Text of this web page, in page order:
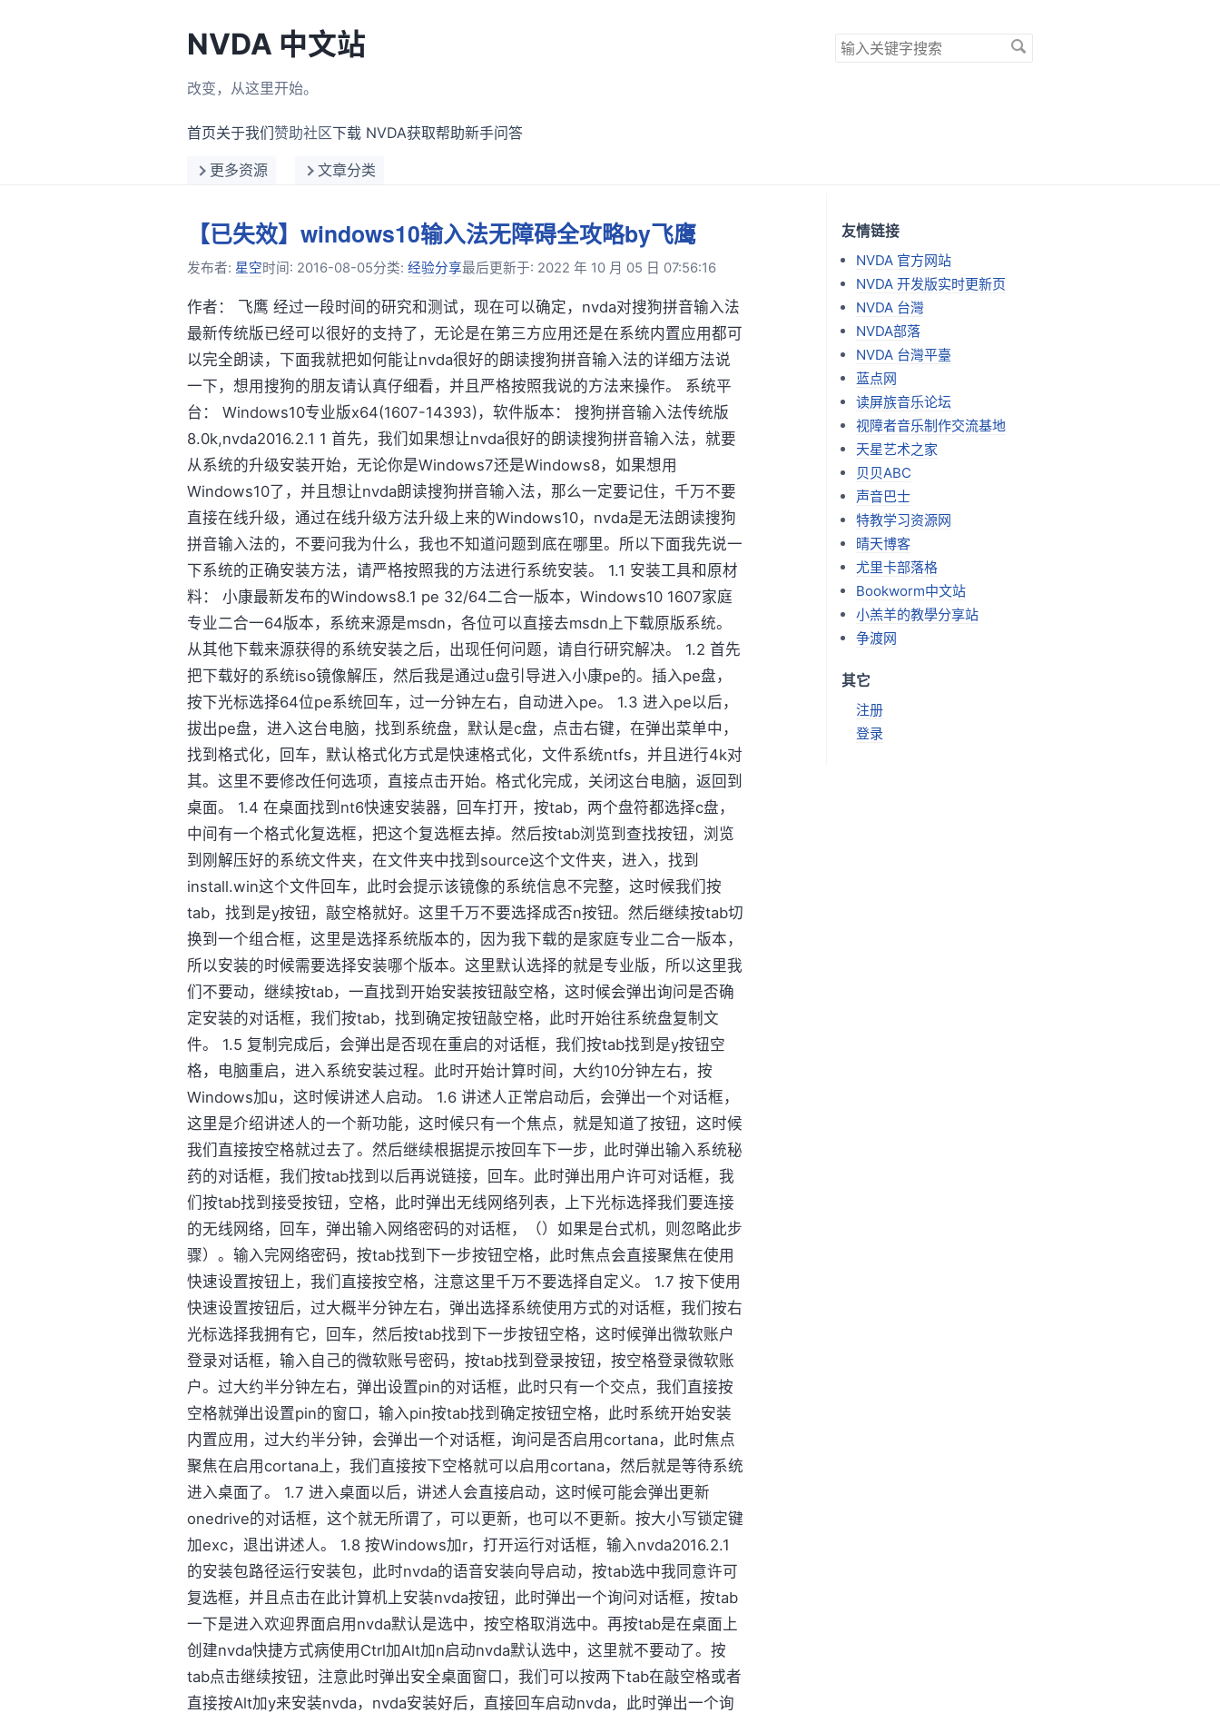
NVDA 中文站
改变，从这里开始。
搜
首页关于我们赞助社区下载 NVDA获取帮助新手问答
更多资源 文章分类
【已失效】windows10输入法无障碍全攻略by飞鹰
发布者: 星空时间: 2016-08-05分类: 经验分享最后更新于: 2022 年 10 月 05 日 07:56:16
作者： 飞鹰 经过一段时间的研究和测试，现在可以确定，nvda对搜狗拼音输入法
最新传统版已经可以很好的支持了，无论是在第三方应用还是在系统内置应用都可
以完全朗读，下面我就把如何能让nvda很好的朗读搜狗拼音输入法的详细方法说
一下，想用搜狗的朋友请认真仔细看，并且严格按照我说的方法来操作。 系统平
台： Windows10专业版x64(1607-14393)，软件版本： 搜狗拼音输入法传统版
8.0k,nvda2016.2.1 1 首先，我们如果想让nvda很好的朗读搜狗拼音输入法，就要
从系统的升级安装开始，无论你是Windows7还是Windows8，如果想用
Windows10了，并且想让nvda朗读搜狗拼音输入法，那么一定要记住，千万不要
直接在线升级，通过在线升级方法升级上来的Windows10，nvda是无法朗读搜狗
拼音输入法的，不要问我为什么，我也不知道问题到底在哪里。所以下面我先说一
下系统的正确安装方法，请严格按照我的方法进行系统安装。 1.1 安装工具和原材
料： 小康最新发布的Windows8.1 pe 32/64二合一版本，Windows10 1607家庭
专业二合一64版本，系统来源是msdn，各位可以直接去msdn上下载原版系统。
从其他下载来源获得的系统安装之后，出现任何问题，请自行研究解决。 1.2 首先
把下载好的系统iso镜像解压，然后我是通过u盘引导进入小康pe的。插入pe盘，
按下光标选择64位pe系统回车，过一分钟左右，自动进入pe。 1.3 进入pe以后，
拔出pe盘，进入这台电脑，找到系统盘，默认是c盘，点击右键，在弹出菜单中，
找到格式化，回车，默认格式化方式是快速格式化，文件系统ntfs，并且进行4k对
其。这里不要修改任何选项，直接点击开始。格式化完成，关闭这台电脑，返回到
桌面。 1.4 在桌面找到nt6快速安装器，回车打开，按tab，两个盘符都选择c盘，
中间有一个格式化复选框，把这个复选框去掉。然后按tab浏览到查找按钮，浏览
到刚解压好的系统文件夹，在文件夹中找到source这个文件夹，进入，找到
install.win这个文件回车，此时会提示该镜像的系统信息不完整，这时候我们按
tab，找到是y按钮，敲空格就好。这里千万不要选择成否n按钮。然后继续按tab切
换到一个组合框，这里是选择系统版本的，因为我下载的是家庭专业二合一版本，
所以安装的时候需要选择安装哪个版本。这里默认选择的就是专业版，所以这里我
们不要动，继续按tab，一直找到开始安装按钮敲空格，这时候会弹出询问是否确
定安装的对话框，我们按tab，找到确定按钮敲空格，此时开始往系统盘复制文
件。 1.5 复制完成后，会弹出是否现在重启的对话框，我们按tab找到是y按钮空
格，电脑重启，进入系统安装过程。此时开始计算时间，大约10分钟左右，按
Windows加u，这时候讲述人启动。 1.6 讲述人正常启动后，会弹出一个对话框，
这里是介绍讲述人的一个新功能，这时候只有一个焦点，就是知道了按钮，这时候
我们直接按空格就过去了。然后继续根据提示按回车下一步，此时弹出输入系统秘
药的对话框，我们按tab找到以后再说链接，回车。此时弹出用户许可对话框，我
们按tab找到接受按钮，空格，此时弹出无线网络列表，上下光标选择我们要连接
的无线网络，回车，弹出输入网络密码的对话框，（）如果是台式机，则忽略此步
骤）。输入完网络密码，按tab找到下一步按钮空格，此时焦点会直接聚焦在使用
快速设置按钮上，我们直接按空格，注意这里千万不要选择自定义。 1.7 按下使用
快速设置按钮后，过大概半分钟左右，弹出选择系统使用方式的对话框，我们按右
光标选择我拥有它，回车，然后按tab找到下一步按钮空格，这时候弹出微软账户
登录对话框，输入自己的微软账号密码，按tab找到登录按钮，按空格登录微软账
户。过大约半分钟左右，弹出设置pin的对话框，此时只有一个交点，我们直接按
空格就弹出设置pin的窗口，输入pin按tab找到确定按钮空格，此时系统开始安装
内置应用，过大约半分钟，会弹出一个对话框，询问是否启用cortana，此时焦点
聚焦在启用cortana上，我们直接按下空格就可以启用cortana，然后就是等待系统
进入桌面了。 1.7 进入桌面以后，讲述人会直接启动，这时候可能会弹出更新
onedrive的对话框，这个就无所谓了，可以更新，也可以不更新。按大小写锁定键
加exc，退出讲述人。 1.8 按Windows加r，打开运行对话框，输入nvda2016.2.1
的安装包路径运行安装包，此时nvda的语音安装向导启动，按tab选中我同意许可
复选框，并且点击在此计算机上安装nvda按钮，此时弹出一个询问对话框，按tab
一下是进入欢迎界面启用nvda默认是选中，按空格取消选中。再按tab是在桌面上
创建nvda快捷方式病使用Ctrl加Alt加n启动nvda默认选中，这里就不要动了。按
tab点击继续按钮，注意此时弹出安全桌面窗口，我们可以按两下tab在敲空格或者
直接按Alt加y来安装nvda，nvda安装好后，直接回车启动nvda，此时弹出一个询
友情链接
NVDA 官方网站
NVDA 开发版实时更新页
NVDA 台灣
NVDA部落
NVDA 台灣平臺
蓝点网
读屏族音乐论坛
视障者音乐制作交流基地
天星艺术之家
贝贝ABC
声音巴士
特教学习资源网
晴天博客
尤里卡部落格
Bookworm中文站
小羔羊的教學分享站
争渡网
其它
注册
登录